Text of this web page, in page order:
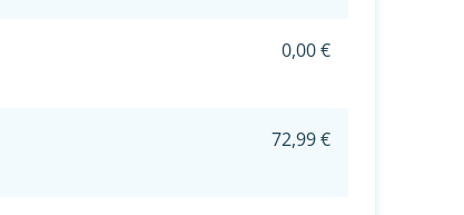
0,00 €
72,99 €